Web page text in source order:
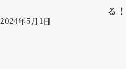
2024年5月1日
る